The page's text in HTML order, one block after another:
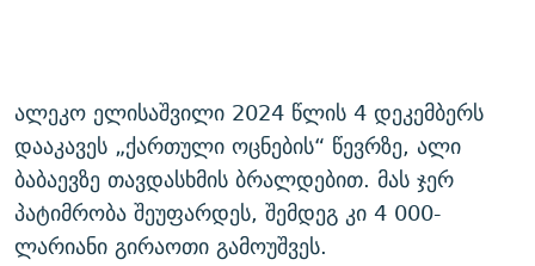
ალეკო ელისაშვილი 2024 წლის 4 დეკემბერს
დააკავეს „ქართული ოცნების“ წევრზე, ალი
ბაბაევზე თავდასხმის ბრალდებით. მას ჯერ
პატიმრობა შეუფარდეს, შემდეგ კი 4 000-
ლარიანი გირაოთი გამოუშვეს.